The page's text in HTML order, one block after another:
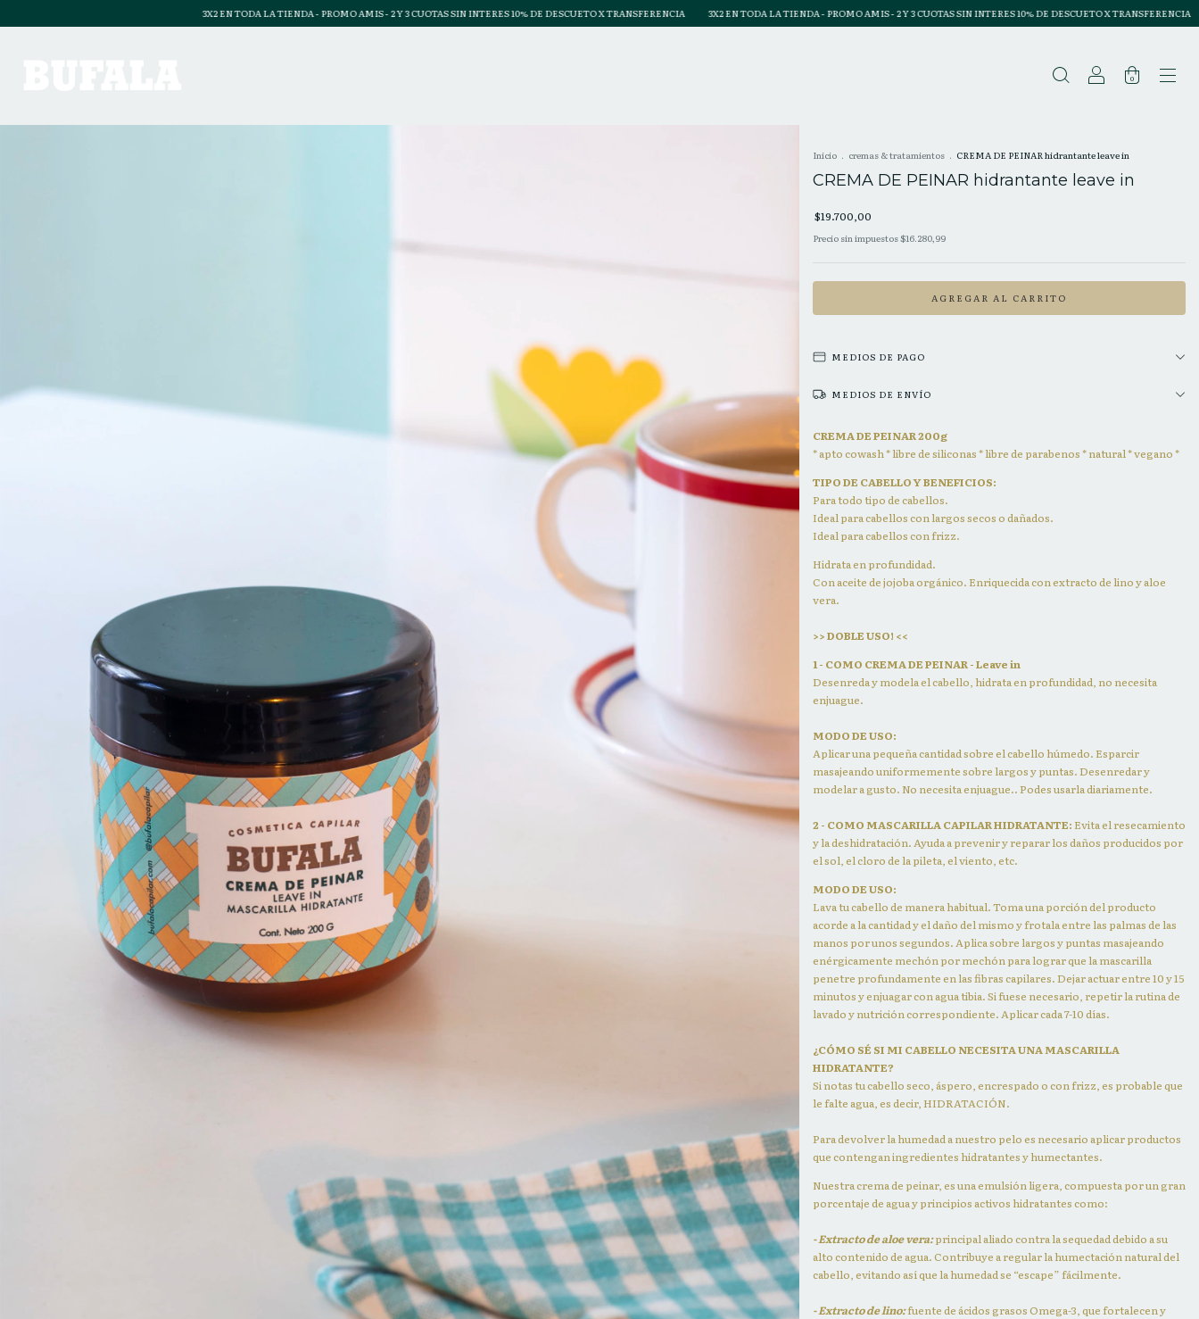
3X2 EN TODA LA TIENDA - PROMO AMIS - 2 Y 3 CUOTAS SIN INTERES 10% DE DESCUETO X TRANSFERENCIA 3X2 EN TODA LA TIENDA - PROMO AMIS - 2 Y 3 CUOTAS SIN INTERES 10% DE DESCUETO X TRANSFERENCIA 3X2 EN TODA LA
0
Inicio . cremas & tratamientos . CREMA DE PEINAR hidrantante leave in
CREMA DE PEINAR hidrantante leave in
$19.700,00
Precio sin impuestos$16.280,99
MEDIOS DE PAGO
MEDIOS DE ENVÍO
CREMA DE PEINAR 200g
* apto cowash * libre de siliconas * libre de parabenos * natural * vegano *
TIPO DE CABELLO Y BENEFICIOS:
Para todo tipo de cabellos.
Ideal para cabellos con largos secos o dañados.
Ideal para cabellos con frizz.
Hidrata en profundidad.
Con aceite de jojoba orgánico. Enriquecida con extracto de lino y aloe
vera.
>> DOBLE USO! <<
1 - COMO CREMA DE PEINAR - Leave in
Desenreda y modela el cabello, hidrata en profundidad, no necesita
enjuague.
MODO DE USO:
Aplicar una pequeña cantidad sobre el cabello húmedo. Esparcir
masajeando uniformemente sobre largos y puntas. Desenredar y
modelar a gusto. No necesita enjuague.. Podes usarla diariamente.
2 - COMO MASCARILLA CAPILAR HIDRATANTE:Evita el resecamiento
y la deshidratación. Ayuda a prevenir y reparar los daños producidos por
el sol, el cloro de la pileta, el viento, etc.
MODO DE USO:
Lava tu cabello de manera habitual. Toma una porción del producto
acorde a la cantidad y el daño del mismo y frotala entre las palmas de las
manos por unos segundos. Aplica sobre largos y puntas masajeando
enérgicamente mechón por mechón para lograr que la mascarilla
penetre profundamente en las fibras capilares. Dejar actuar entre 10 y 15
minutos y enjuagar con agua tibia. Si fuese necesario, repetir la rutina de
lavado y nutrición correspondiente. Aplicar cada 7-10 días.
¿CÓMO SÉ SI MI CABELLO NECESITA UNA MASCARILLA
HIDRATANTE?
Si notas tu cabello seco, áspero, encrespado o con frizz, es probable que
le falte agua, es decir, HIDRATACIÓN.
Para devolver la humedad a nuestro pelo es necesario aplicar productos
que contengan ingredientes hidratantes y humectantes.
Nuestra crema de peinar, es una emulsión ligera, compuesta por un gran
porcentaje de agua y principios activos hidratantes como:
- Extracto de aloe vera:principal aliado contra la sequedad debido a su
alto contenido de agua. Contribuye a regular la humectación natural del
cabello, evitando así que la humedad se “escape” fácilmente.
- Extracto de lino:fuente de ácidos grasos Omega-3, que fortalecen y